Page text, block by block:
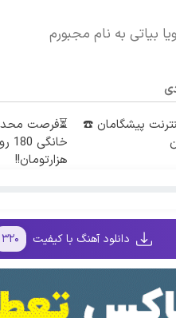
بیاتی به نام مجبورم
اینترنت پیشگامان ☎️
هزارتومان!!
دانلود آهنگ با کیفیت ۳۲۰